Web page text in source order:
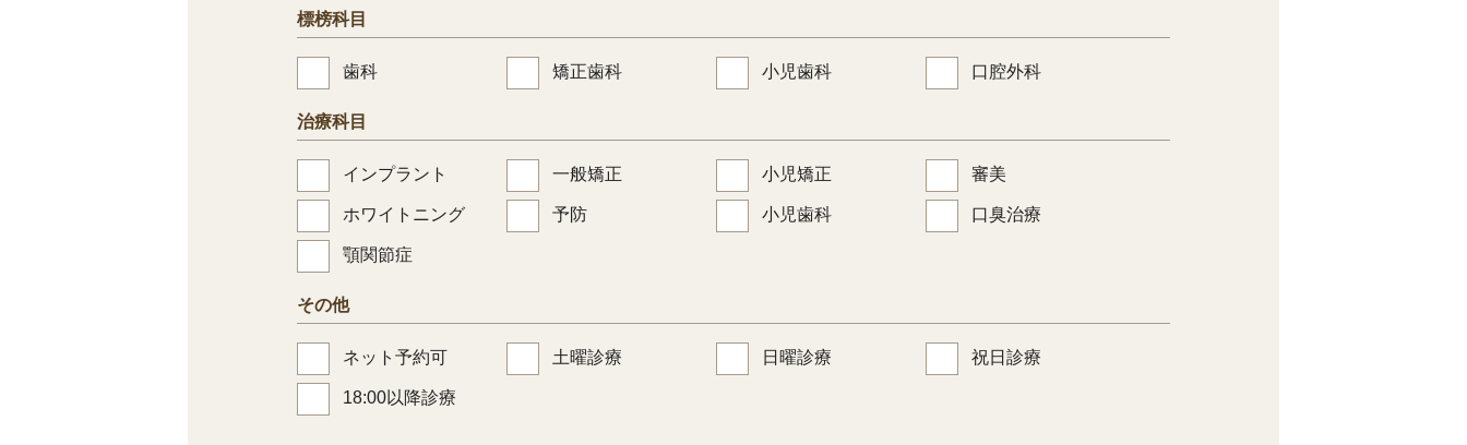
標榜科目
歯科 矯正歯科 小児歯科 口腔外科
治療科目
インプラント 一般矯正 小児矯正 審美
ホワイトニング 予防 小児歯科 口臭治療
顎関節症
その他
ネット予約可 土曜診療 日曜診療 祝日診療
18:00以降診療